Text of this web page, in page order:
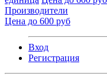
Производители
Цена до 600 руб
Вход
Регистрация